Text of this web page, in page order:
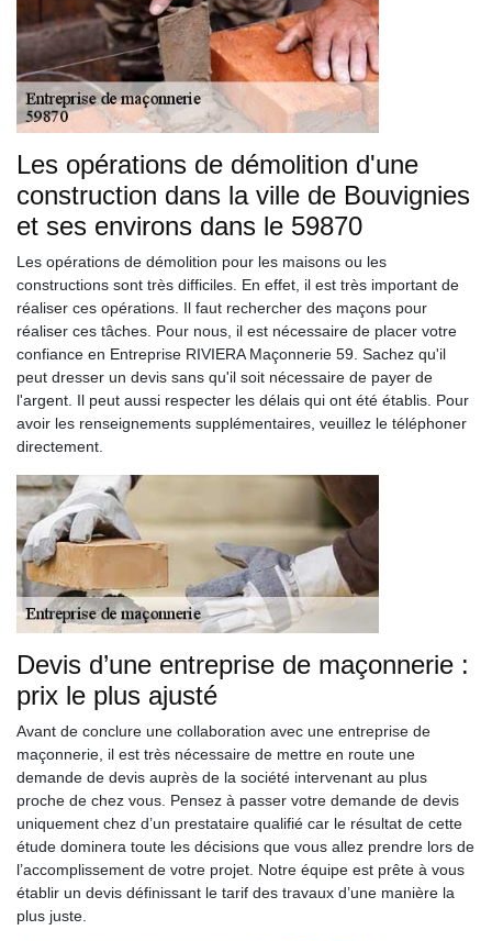
Les opérations de démolition d'une
construction dans la ville de Bouvignies
et ses environs dans le 59870
Les opérations de démolition pour les maisons ou les
constructions sont très difficiles. En effet, il est très important de
réaliser ces opérations. Il faut rechercher des maçons pour
réaliser ces tâches. Pour nous, il est nécessaire de placer votre
confiance en Entreprise RIVIERA Maçonnerie 59. Sachez qu'il
peut dresser un devis sans qu'il soit nécessaire de payer de
l'argent. Il peut aussi respecter les délais qui ont été établis. Pour
avoir les renseignements supplémentaires, veuillez le téléphoner
directement.
Devis d’une entreprise de maçonnerie :
prix le plus ajusté
Avant de conclure une collaboration avec une entreprise de
maçonnerie, il est très nécessaire de mettre en route une
demande de devis auprès de la société intervenant au plus
proche de chez vous. Pensez à passer votre demande de devis
uniquement chez d’un prestataire qualifié car le résultat de cette
étude dominera toute les décisions que vous allez prendre lors de
l’accomplissement de votre projet. Notre équipe est prête à vous
établir un devis définissant le tarif des travaux d’une manière la
plus juste.